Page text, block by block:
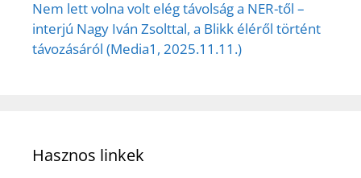
Nem lett volna volt elég távolság a NER-től –
interjú Nagy Iván Zsolttal, a Blikk éléről történt
távozásáról (Media1, 2025.11.11.)
Hasznos linkek